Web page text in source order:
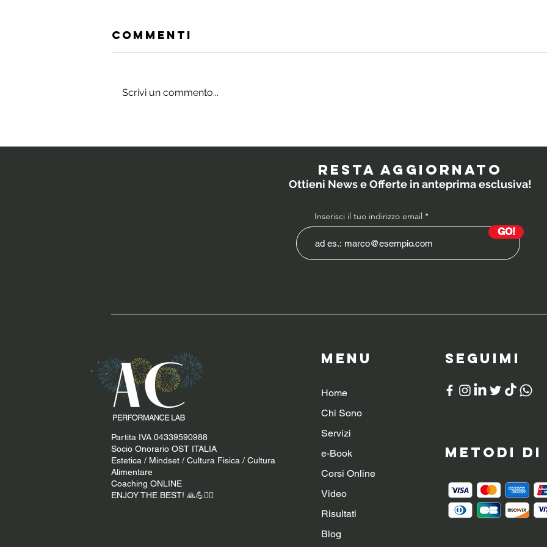
che stimolano
probiotici
medici ai
bambini?
Commenti
Scrivi un commento...
RESTA AGGIORNATO
Ottieni News e Offerte in anteprima esclusiva!
Inserisci il tuo indirizzo email
GO!
Partita IVA 04339590988
Socio Onorario OST ITALIA
Estetica / Mindset / Cultura Fisica / Cultura
Alimentare
Coaching ONLINE
ENJOY THE BEST! 🙏​💪​​❤️‍🔥​
Menu
Home
Chi Sono
Servizi
e-Book
Corsi Online
Video
Risultati
Blog
SeguiMI
Metodi di